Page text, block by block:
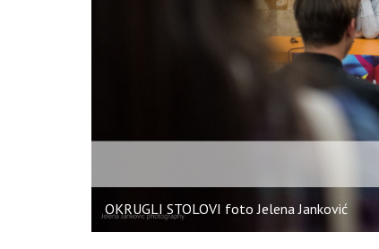
OKRUGLI STOLOVI foto Jelena Janković